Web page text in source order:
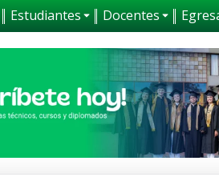
Estudiantes Docentes